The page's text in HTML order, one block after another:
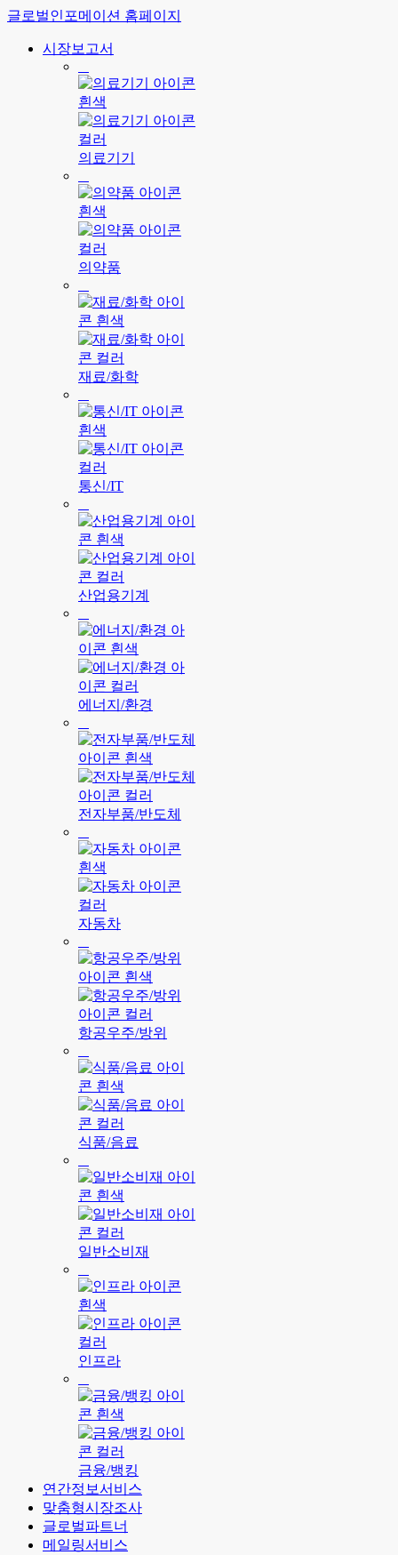
글로벌인포메이션 홈페이지
시장보고서
의료기기
의약품
재료/화학
통신/IT
산업용기계
에너지/환경
전자부품/반도체
자동차
항공우주/방위
식품/음료
일반소비재
인프라
금융/뱅킹
연간정보서비스
맞춤형시장조사
글로벌파트너
메일링서비스